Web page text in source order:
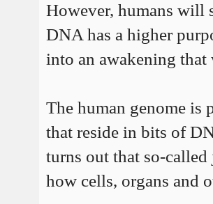
However, humans will
DNA has a higher
into an awakening
The human genome is
that reside in bits of
turns out that so-
how cells, organs and